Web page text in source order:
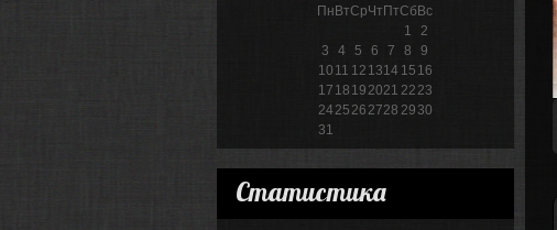
Пн ВтСрЧт ПтСбВс
1
2
3
4 5 6 7 8
9
10 11 12 1314 15 16
17 18 192021 2223
2425262728 2930
31
Статистика